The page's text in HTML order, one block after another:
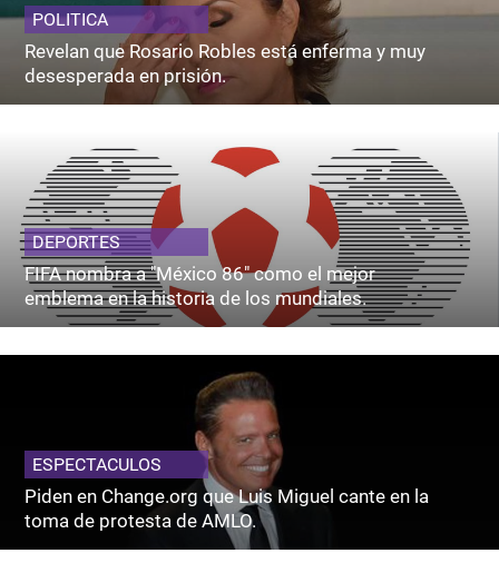
POLITICA
Revelan que Rosario Robles está enferma y muy
desesperada en prisión.
DEPORTES
FIFA nombra a "México 86" como el mejor
emblema en la historia de los mundiales.
ESPECTACULOS
Piden en Change.org que Luis Miguel cante en la
toma de protesta de AMLO.